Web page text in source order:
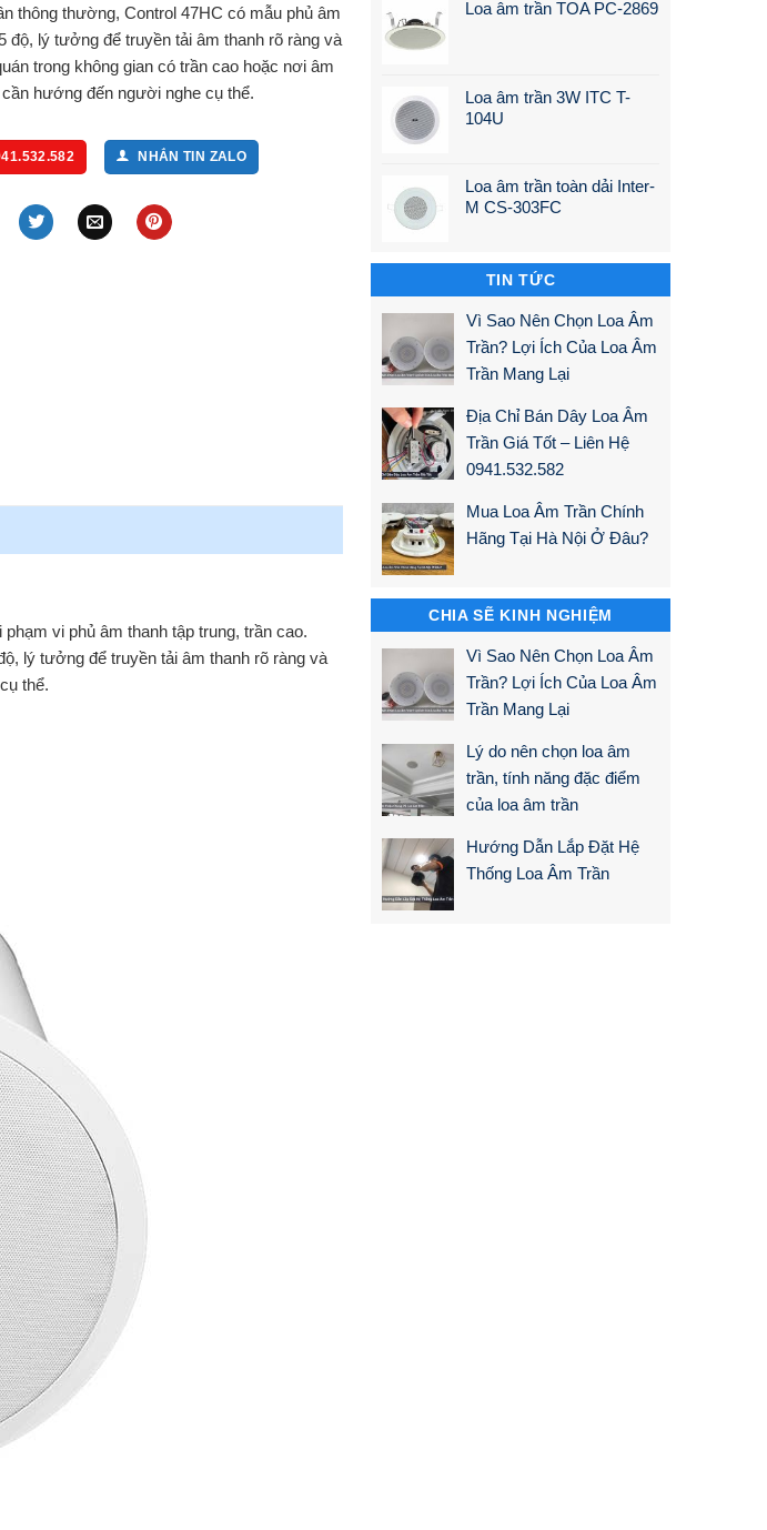
Loa âm trần TOA PC-2869
Loa âm trần 3W ITC T-
104U
Loa âm trần toàn dải Inter-
M CS-303FC
TIN TỨC
Vì Sao Nên Chọn Loa Âm
Trần? Lợi Ích Của Loa Âm
Trần Mang Lại
Địa Chỉ Bán Dây Loa Âm
Trần Giá Tốt – Liên Hệ
0941.532.582
Mua Loa Âm Trần Chính
Hãng Tại Hà Nội Ở Đâu?
CHIA SẼ KINH NGHIỆM
Vì Sao Nên Chọn Loa Âm
Trần? Lợi Ích Của Loa Âm
Trần Mang Lại
Lý do nên chọn loa âm
trần, tính năng đặc điểm
của loa âm trần
Hướng Dẫn Lắp Đặt Hệ
Thống Loa Âm Trần
thông thường, Control 47HC có mẫu phủ âm
độ, lý tưởng để truyền tải âm thanh rõ ràng và
trong không gian có trần cao hoặc nơi âm
hướng đến người nghe cụ thể.
NHẮN TIN ZALO
vi phủ âm thanh tập trung, trần cao.
lý tưởng để truyền tải âm thanh rõ ràng và
thể.